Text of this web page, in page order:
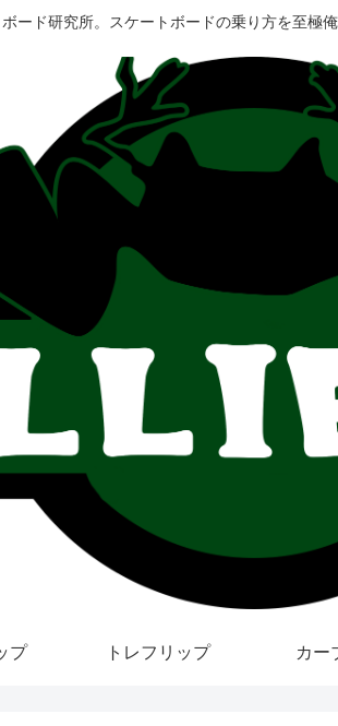
ード研究所。スケートボードの乗り方を至極
プ トレフリップ カー